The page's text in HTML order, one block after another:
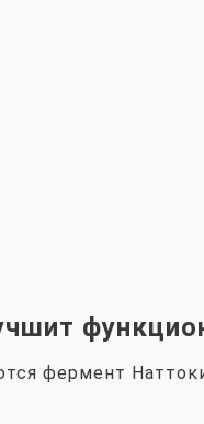
фермент